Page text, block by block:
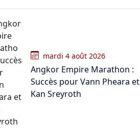
mardi 4 août 2026
Angkor Empire Marathon :
Succès pour Vann Pheara et
Kan Sreyroth